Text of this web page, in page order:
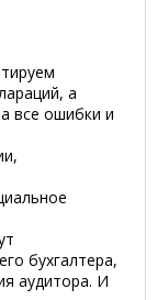
а
все ошибки и
бухгалтера,
аудитора. И